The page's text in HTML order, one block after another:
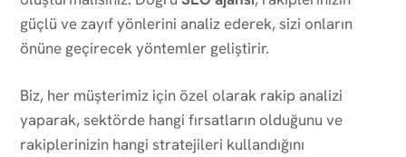
güçlü ve zayıf yönlerini analiz ederek, sizi onların
önüne geçirecek yöntemler geliştirir.
Biz, her müşterimiz için özel olarak rakip analizi
yaparak, sektörde hangi fırsatların olduğunu ve
rakiplerinizin hangi stratejileri kullandığını